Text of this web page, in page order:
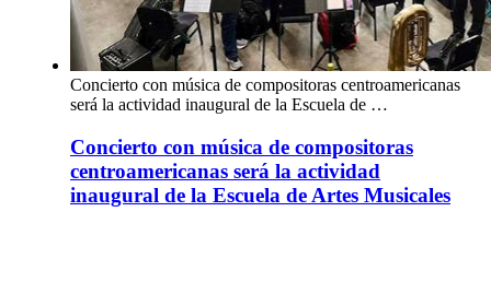
Concierto con música de compositoras centroamericanas
será la actividad inaugural de la Escuela de …
Concierto con música de compositoras
centroamericanas será la actividad
inaugural de la Escuela de Artes Musicales